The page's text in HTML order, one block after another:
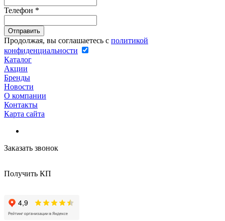
Телефон *
Продолжая, вы соглашаетесь с политикой
конфиденциальности
Каталог
Акции
Бренды
Новости
О компании
Контакты
Карта сайта
Заказать звонок
Получить КП